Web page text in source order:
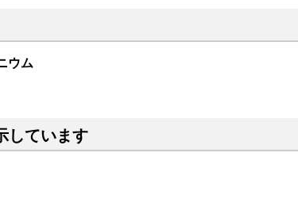
ウム
しています